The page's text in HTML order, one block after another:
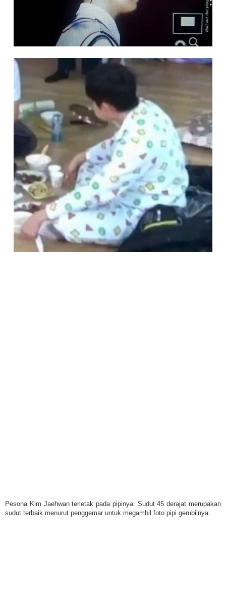
Pesona Kim Jaehwan terletak pada pipinya. Sudut 45 derajat merupakan
sudut terbaik menurut penggemar untuk megambil foto pipi gembilnya.